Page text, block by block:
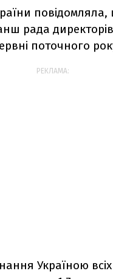
рада
поточного
РЕКЛАМА:
Україною